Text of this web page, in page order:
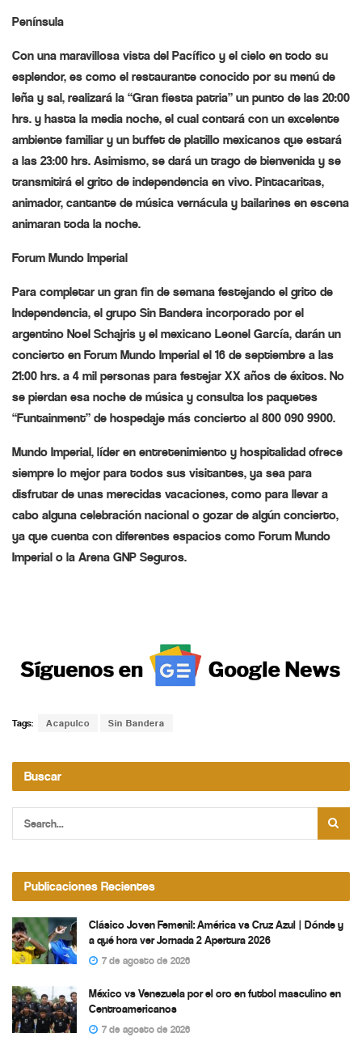
Península
Con una maravillosa vista del Pacífico y el cielo en todo su
esplendor, es como el restaurante conocido por su menú de
leña y sal, realizará la “Gran fiesta patria” un punto de las 20:00
hrs. y hasta la media noche, el cual contará con un excelente
ambiente familiar y un buffet de platillo mexicanos que estará
a las 23:00 hrs. Asimismo, se dará un trago de bienvenida y se
transmitirá el grito de independencia en vivo. Pintacaritas,
animador, cantante de música vernácula y bailarines en escena
animaran toda la noche.
Forum Mundo Imperial
Para completar un gran fin de semana festejando el grito de
Independencia, el grupo Sin Bandera incorporado por el
argentino Noel Schajris y el mexicano Leonel García, darán un
concierto en Forum Mundo Imperial el 16 de septiembre a las
21:00 hrs. a 4 mil personas para festejar XX años de éxitos. No
se pierdan esa noche de música y consulta los paquetes
“Funtainment” de hospedaje más concierto al 800 090 9900.
Mundo Imperial, líder en entretenimiento y hospitalidad ofrece
siempre lo mejor para todos sus visitantes, ya sea para
disfrutar de unas merecidas vacaciones, como para llevar a
cabo alguna celebración nacional o gozar de algún concierto,
ya que cuenta con diferentes espacios como Forum Mundo
Imperial o la Arena GNP Seguros.
Tags: Acapulco Sin Bandera
Buscar
Publicaciones Recientes
Clásico Joven Femenil: América vs Cruz Azul | Dónde y
a qué hora ver Jornada 2 Apertura 2026
7 de agosto de 2026
México vs Venezuela por el oro en futbol masculino en
Centroamericanos
7 de agosto de 2026